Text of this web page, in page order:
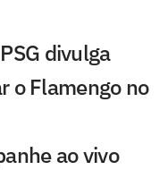
divulga
o Flamengo no
ao vivo